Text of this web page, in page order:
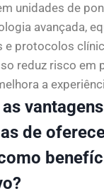
unidades de
avançada,
e protocolos
reduz risco em
a
vantagens
de